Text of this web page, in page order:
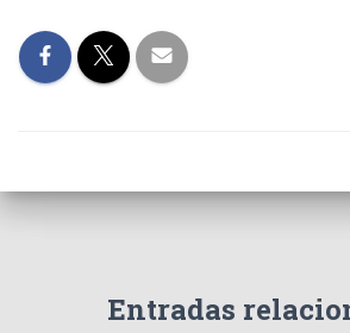
Entradas